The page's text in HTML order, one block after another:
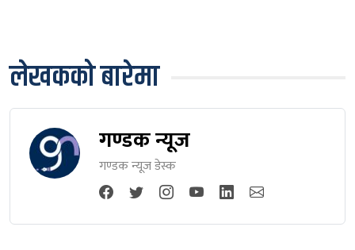
लेखकको बारेमा
गण्डक न्यूज
गण्डक न्यूज डेस्क